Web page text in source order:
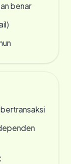
benar